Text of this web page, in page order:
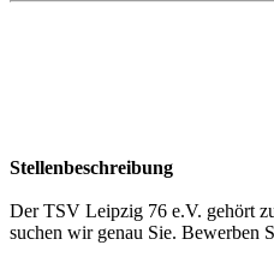
Stellenbeschreibung
Der TSV Leipzig 76 e.V. gehört
suchen wir genau Sie. Bewerben